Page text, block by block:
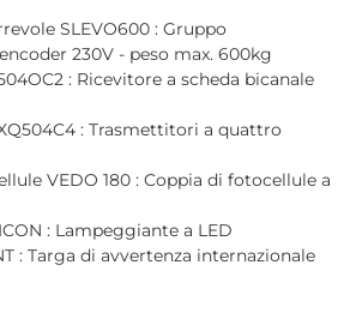
SLEVO600 : Gruppo
230V - peso max. 600kg
: Ricevitore a scheda bicanale
: Trasmettitori a quattro
VEDO 180 : Coppia di fotocellule a
: Lampeggiante a LED
: Targa di avvertenza internazionale